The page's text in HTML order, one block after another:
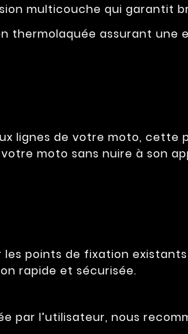
multicouche qui garantit
thermolaquée assurant une
lignes de votre moto,
moto sans nuire à son
points de fixation
rapide et sécurisée.
par l’utilisateur, nous